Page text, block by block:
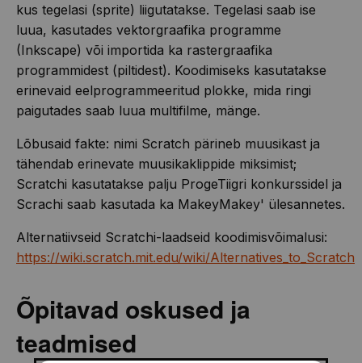
kus tegelasi (sprite) liigutatakse. Tegelasi saab ise
luua, kasutades vektorgraafika programme
(Inkscape) või importida ka rastergraafika
programmidest (piltidest). Koodimiseks kasutatakse
erinevaid eelprogrammeeritud plokke, mida ringi
paigutades saab luua multifilme, mänge.
Lõbusaid fakte: nimi Scratch pärineb muusikast ja
tähendab erinevate muusikaklippide miksimist;
Scratchi kasutatakse palju ProgeTiigri konkurssidel ja
Scrachi saab kasutada ka MakeyMakey' ülesannetes.
Alternatiivseid Scratchi-laadseid koodimisvõimalusi:
https://wiki.scratch.mit.edu/wiki/Alternatives_to_Scratch
Õpitavad oskused ja
teadmised